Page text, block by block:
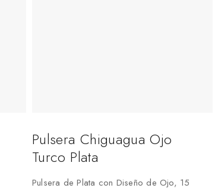
Pulsera Chiguagua Ojo
Turco Plata
Pulsera de Plata con Diseño de Ojo, 15